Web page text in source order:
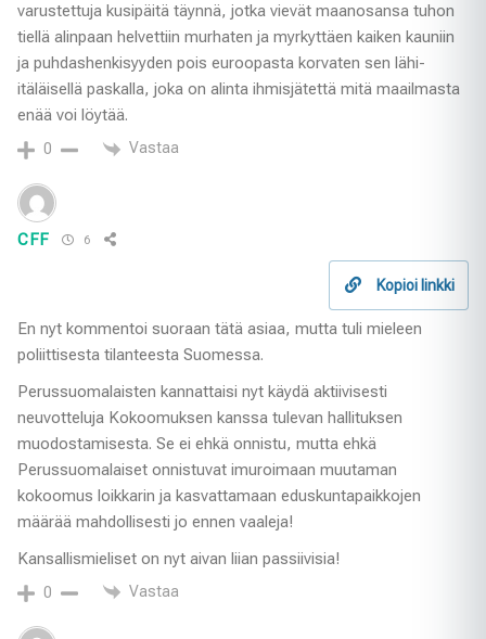
varustettuja kusipäitä täynnä, jotka vievät maanosansa tuhon
tiellä alinpaan helvettiin murhaten ja myrkyttäen kaiken kauniin
ja puhdashenkisyyden pois euroopasta korvaten sen lähi-
itäläisellä paskalla, joka on alinta ihmisjätettä mitä maailmasta
enää voi löytää.
0 Vastaa
CFF 6
Kopioi linkki
En nyt kommentoi suoraan tätä asiaa, mutta tuli mieleen
poliittisesta tilanteesta Suomessa.
Perussuomalaisten kannattaisi nyt käydä aktiivisesti
neuvotteluja Kokoomuksen kanssa tulevan hallituksen
muodostamisesta. Se ei ehkä onnistu, mutta ehkä
Perussuomalaiset onnistuvat imuroimaan muutaman
kokoomus loikkarin ja kasvattamaan eduskuntapaikkojen
määrää mahdollisesti jo ennen vaaleja!
Kansallismieliset on nyt aivan liian passiivisia!
0 Vastaa